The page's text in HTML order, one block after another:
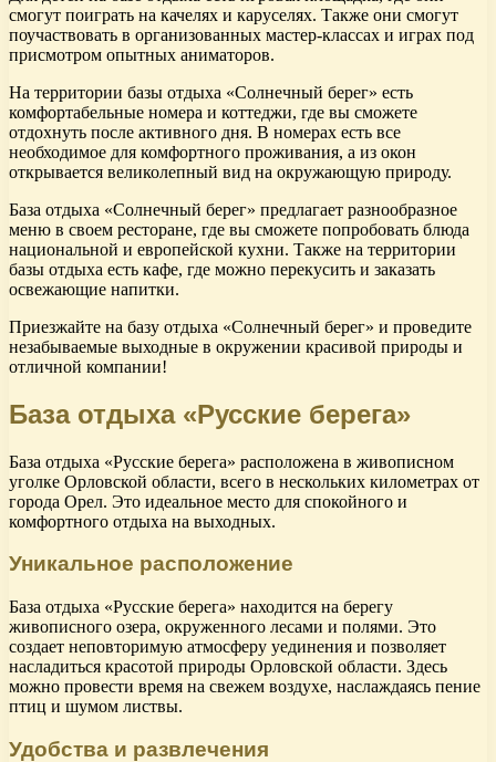
смогут поиграть на качелях и каруселях. Также они смогут
поучаствовать в организованных мастер-классах и играх под
присмотром опытных аниматоров.
На территории базы отдыха «Солнечный берег» есть
комфортабельные номера и коттеджи, где вы сможете
отдохнуть после активного дня. В номерах есть все
необходимое для комфортного проживания, а из окон
открывается великолепный вид на окружающую природу.
База отдыха «Солнечный берег» предлагает разнообразное
меню в своем ресторане, где вы сможете попробовать блюда
национальной и европейской кухни. Также на территории
базы отдыха есть кафе, где можно перекусить и заказать
освежающие напитки.
Приезжайте на базу отдыха «Солнечный берег» и проведите
незабываемые выходные в окружении красивой природы и
отличной компании!
База отдыха «Русские берега»
База отдыха «Русские берега» расположена в живописном
уголке Орловской области, всего в нескольких километрах от
города Орел. Это идеальное место для спокойного и
комфортного отдыха на выходных.
Уникальное расположение
База отдыха «Русские берега» находится на берегу
живописного озера, окруженного лесами и полями. Это
создает неповторимую атмосферу уединения и позволяет
насладиться красотой природы Орловской области. Здесь
можно провести время на свежем воздухе, наслаждаясь пение
птиц и шумом листвы.
Удобства и развлечения